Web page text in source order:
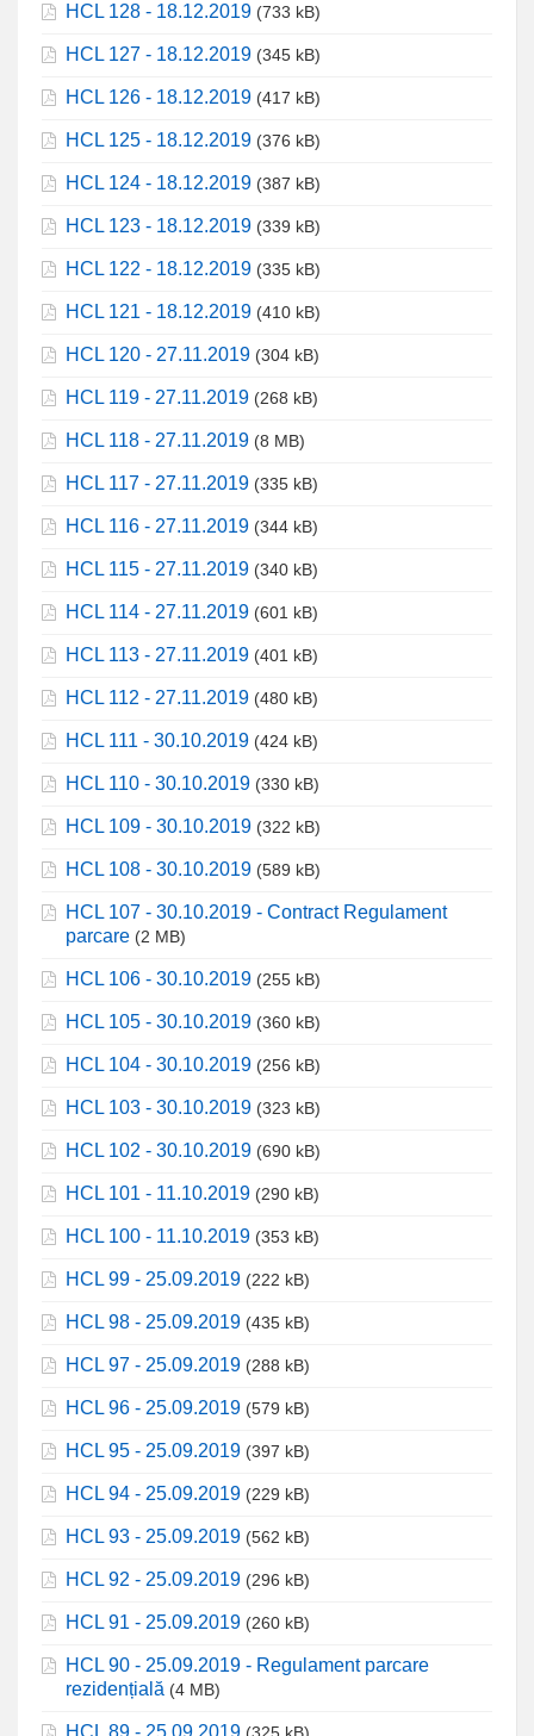
HCL 128 - 18.12.2019 (733 kB)
HCL 127 - 18.12.2019 (345 kB)
HCL 126 - 18.12.2019 (417 kB)
HCL 125 - 18.12.2019 (376 kB)
HCL 124 - 18.12.2019 (387 kB)
HCL 123 - 18.12.2019 (339 kB)
HCL 122 - 18.12.2019 (335 kB)
HCL 121 - 18.12.2019 (410 kB)
HCL 120 - 27.11.2019 (304 kB)
HCL 119 - 27.11.2019 (268 kB)
HCL 118 - 27.11.2019 (8 MB)
HCL 117 - 27.11.2019 (335 kB)
HCL 116 - 27.11.2019 (344 kB)
HCL 115 - 27.11.2019 (340 kB)
HCL 114 - 27.11.2019 (601 kB)
HCL 113 - 27.11.2019 (401 kB)
HCL 112 - 27.11.2019 (480 kB)
HCL 111 - 30.10.2019 (424 kB)
HCL 110 - 30.10.2019 (330 kB)
HCL 109 - 30.10.2019 (322 kB)
HCL 108 - 30.10.2019 (589 kB)
HCL 107 - 30.10.2019 - Contract Regulament
parcare (2 MB)
HCL 106 - 30.10.2019 (255 kB)
HCL 105 - 30.10.2019 (360 kB)
HCL 104 - 30.10.2019 (256 kB)
HCL 103 - 30.10.2019 (323 kB)
HCL 102 - 30.10.2019 (690 kB)
HCL 101 - 11.10.2019 (290 kB)
HCL 100 - 11.10.2019 (353 kB)
HCL 99 - 25.09.2019 (222 kB)
HCL 98 - 25.09.2019 (435 kB)
HCL 97 - 25.09.2019 (288 kB)
HCL 96 - 25.09.2019 (579 kB)
HCL 95 - 25.09.2019 (397 kB)
HCL 94 - 25.09.2019 (229 kB)
HCL 93 - 25.09.2019 (562 kB)
HCL 92 - 25.09.2019 (296 kB)
HCL 91 - 25.09.2019 (260 kB)
HCL 90 - 25.09.2019 - Regulament parcare
rezidențială (4 MB)
HCL 89 - 25.09.2019